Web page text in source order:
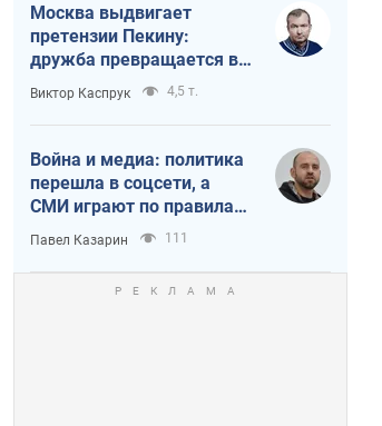
Москва выдвигает
претензии Пекину:
дружба превращается в
зависимость России от
Китая
Виктор Каспрук 4,5 т.
Война и медиа: политика
перешла в соцсети, а
СМИ играют по правилам
YouTube
Павел Казарин 111